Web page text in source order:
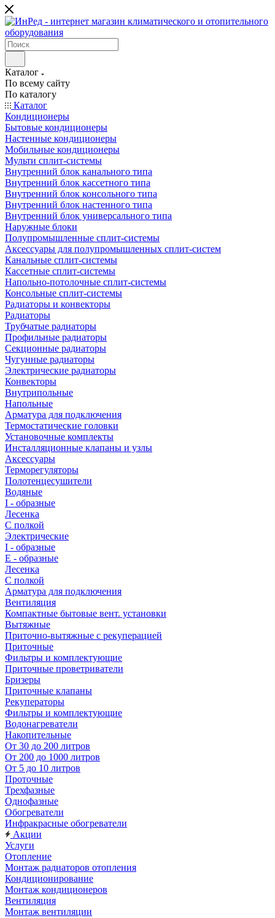
Каталог
По всему сайту
По каталогу
Каталог
Кондиционеры
Бытовые кондиционеры
Настенные кондиционеры
Мобильные кондиционеры
Мульти сплит-системы
Внутренний блок канального типа
Внутренний блок кассетного типа
Внутренний блок консольного типа
Внутренний блок настенного типа
Внутренний блок универсального типа
Наружные блоки
Полупромышленные сплит-системы
Аксессуары для полупромышленных сплит-систем
Канальные сплит-системы
Кассетные сплит-системы
Напольно-потолочные сплит-системы
Консольные сплит-системы
Радиаторы и конвекторы
Радиаторы
Трубчатые радиаторы
Профильные радиаторы
Секционные радиаторы
Чугунные радиаторы
Электрические радиаторы
Конвекторы
Внутрипольные
Напольные
Арматура для подключения
Термостатические головки
Установочные комплекты
Инсталляционные клапаны и узлы
Аксессуары
Терморегуляторы
Полотенцесушители
Водяные
I - образные
Лесенка
С полкой
Электрические
I - образные
E - образные
Лесенка
С полкой
Арматура для подключения
Вентиляция
Компактные бытовые вент. установки
Вытяжные
Приточно-вытяжные с рекуперацией
Приточные
Фильтры и комплектующие
Приточные проветриватели
Бризеры
Приточные клапаны
Рекуператоры
Фильтры и комплектующие
Водонагреватели
Накопительные
От 30 до 200 литров
От 200 до 1000 литров
От 5 до 10 литров
Проточные
Трехфазные
Однофазные
Обогреватели
Инфракрасные обогреватели
Акции
Услуги
Отопление
Монтаж радиаторов отопления
Кондиционирование
Монтаж кондиционеров
Вентиляция
Монтаж вентиляции